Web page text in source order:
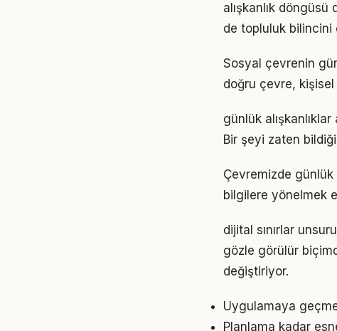
alışkanlık
de topluluk bilincini
Sosyal çevrenin
doğru çevre, kişisel
günlük
Bir şeyi zaten
Çevremizde günlük
bilgilere yönelmek
dijital sınırlar
gözle görülür
değiştiriyor.
Uygulamaya
Planlama kadar